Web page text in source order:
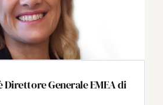
Direttore Generale EMEA di